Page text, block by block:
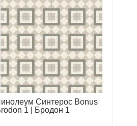
Синтерос Bonus
1 | Бродон 1